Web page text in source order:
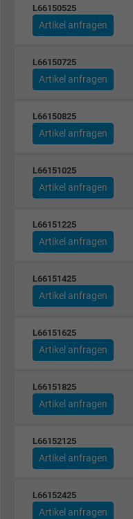
L66150525
Artikel anfragen
L66150725
Artikel anfragen
L66150825
Artikel anfragen
L66151025
Artikel anfragen
L66151225
Artikel anfragen
L66151425
Artikel anfragen
L66151625
Artikel anfragen
L66151825
Artikel anfragen
L66152125
Artikel anfragen
L66152425
Artikel anfragen